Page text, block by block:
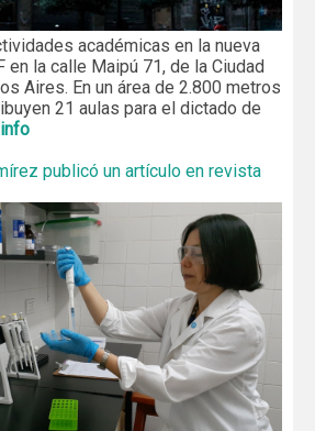
académicas en la nueva
en la calle Maipú 71, de la Ciudad
Aires. En un área de 2.800 metros
21 aulas para el dictado de
publicó un artículo en revista